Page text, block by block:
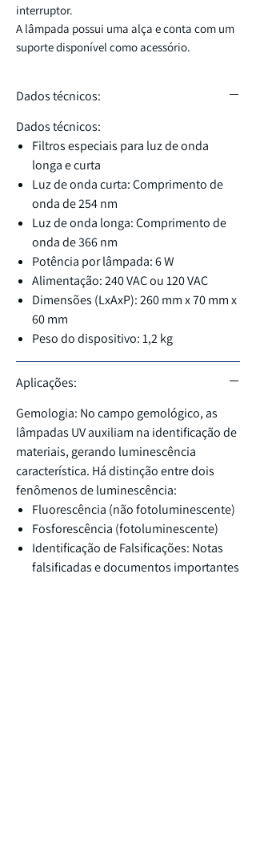
interruptor.
A lâmpada possui uma alça e conta com um
suporte disponível como acessório.
Dados técnicos:
Dados técnicos:
Filtros especiais para luz de onda
longa e curta
Luz de onda curta: Comprimento de
onda de 254 nm
Luz de onda longa: Comprimento de
onda de 366 nm
Potência por lâmpada: 6 W
Alimentação: 240 VAC ou 120 VAC
Dimensões (LxAxP): 260 mm x 70 mm x
60 mm
Peso do dispositivo: 1,2 kg
Aplicações:
Gemologia: No campo gemológico, as
lâmpadas UV auxiliam na identificação de
materiais, gerando luminescência
característica. Há distinção entre dois
fenômenos de luminescência:
Fluorescência (não fotoluminescente)
Fosforescência (fotoluminescente)
Identificação de Falsificações: Notas
falsificadas e documentos importantes